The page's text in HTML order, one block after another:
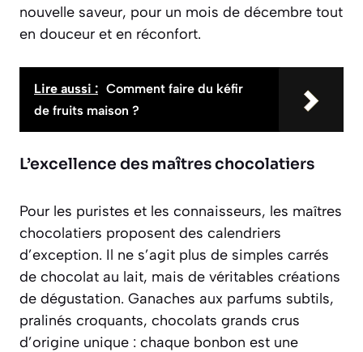
nouvelle saveur, pour un mois de décembre tout
en douceur et en réconfort.
Lire aussi : Comment faire du kéfir
de fruits maison ?
L’excellence des maîtres chocolatiers
Pour les puristes et les connaisseurs, les maîtres
chocolatiers proposent des calendriers
d’exception. Il ne s’agit plus de simples carrés
de chocolat au lait, mais de véritables créations
de dégustation. Ganaches aux parfums subtils,
pralinés croquants, chocolats grands crus
d’origine unique : chaque bonbon est une